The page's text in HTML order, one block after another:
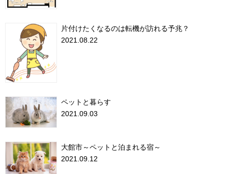
片付けたくなるのは転機が訪れる予兆？
2021.08.22
ペットと暮らす
2021.09.03
大館市～ペットと泊まれる宿～
2021.09.12